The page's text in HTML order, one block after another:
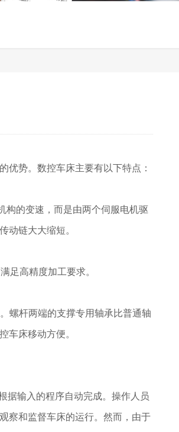
优势。数控车床主要有以下特点：
构的变速，而是由两个伺服电机驱
动链大大缩短。
足高精度加工要求。
螺杆两端的支撑专用轴承比普通轴
车床移动方便。
据输入的程序自动完成。操作人员
察和监督车床的运行。然而，由于